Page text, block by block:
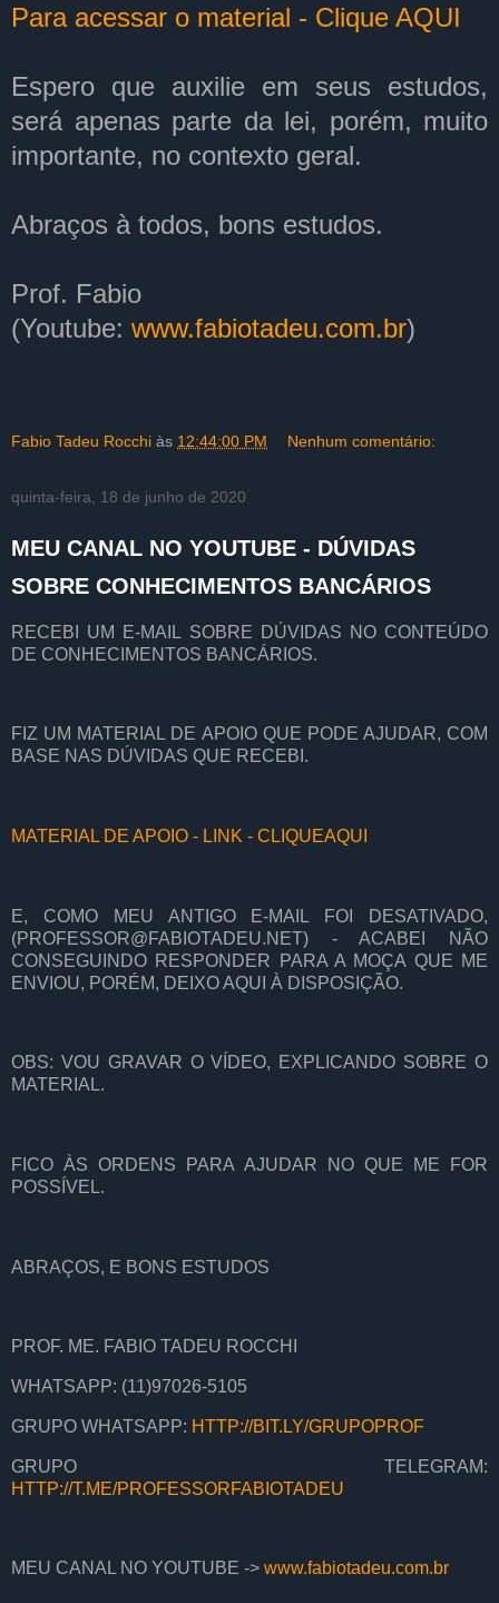
Para acessar o material - Clique AQUI
Espero que auxilie em seus estudos,
será apenas parte da lei, porém, muito
importante, no contexto geral.
Abraços à todos, bons estudos.
Prof. Fabio
(Youtube: www.fabiotadeu.com.br)
Fabio Tadeu Rocchi às 12:44:00 PM Nenhum comentário:
quinta-feira, 18 de junho de 2020
MEU CANAL NO YOUTUBE - DÚVIDAS
SOBRE CONHECIMENTOS BANCÁRIOS
RECEBI UM E-MAIL SOBRE DÚVIDAS NO CONTEÚDO
DE CONHECIMENTOS BANCÁRIOS.
FIZ UM MATERIAL DE APOIO QUE PODE AJUDAR, COM
BASE NAS DÚVIDAS QUE RECEBI.
MATERIAL DE APOIO - LINK - CLIQUEAQUI
E, COMO MEU ANTIGO E-MAIL FOI DESATIVADO,
(PROFESSOR@FABIOTADEU.NET) - ACABEI NÃO
CONSEGUINDO RESPONDER PARA A MOÇA QUE ME
ENVIOU, PORÉM, DEIXO AQUI À DISPOSIÇÃO.
OBS: VOU GRAVAR O VÍDEO, EXPLICANDO SOBRE O
MATERIAL.
FICO ÀS ORDENS PARA AJUDAR NO QUE ME FOR
POSSÍVEL.
ABRAÇOS, E BONS ESTUDOS
PROF. ME. FABIO TADEU ROCCHI
WHATSAPP: (11)97026-5105
GRUPO WHATSAPP: HTTP://BIT.LY/GRUPOPROF
GRUPO TELEGRAM:
HTTP://T.ME/PROFESSORFABIOTADEU
MEU CANAL NO YOUTUBE -> www.fabiotadeu.com.br